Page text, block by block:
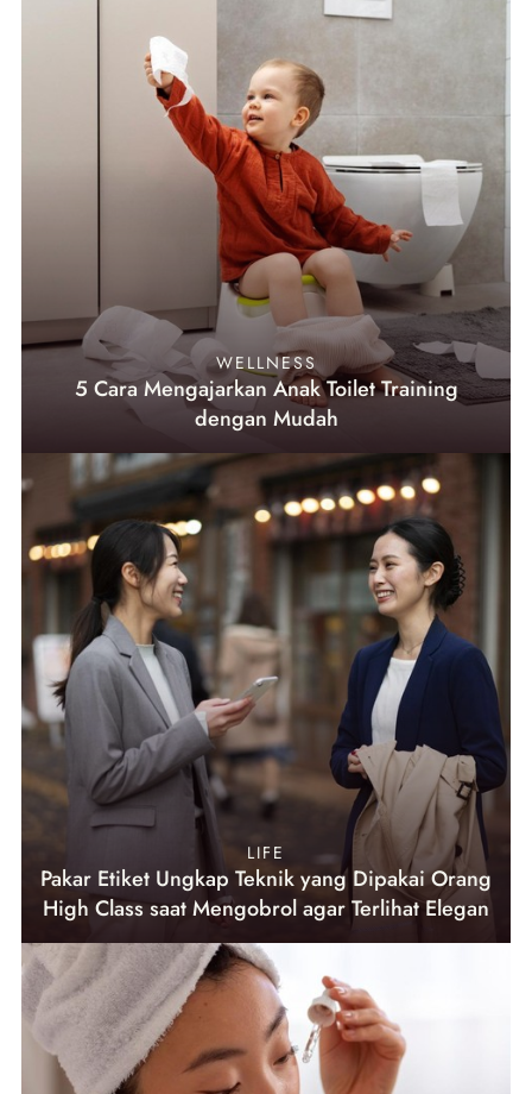
WELLNESS
5 Cara Mengajarkan Anak Toilet Training
dengan Mudah
LIFE
Pakar Etiket Ungkap Teknik yang Dipakai Orang
High Class saat Mengobrol agar Terlihat Elegan